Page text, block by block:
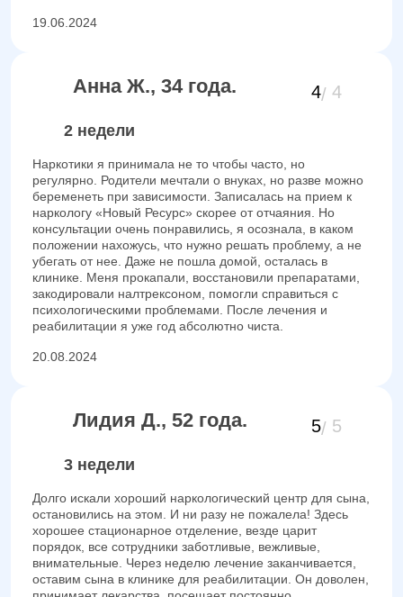
19.06.2024
Анна Ж., 34 года. 4 4
2 недели
Наркотики я принимала не то чтобы часто, но
регулярно. Родители мечтали о внуках, но разве можно
беременеть при зависимости. Записалась на прием к
наркологу «Новый Ресурс» скорее от отчаяния. Но
консультации очень понравились, я осознала, в каком
положении нахожусь, что нужно решать проблему, а не
убегать от нее. Даже не пошла домой, осталась в
клинике. Меня прокапали, восстановили препаратами,
закодировали налтрексоном, помогли справиться с
психологическими проблемами. После лечения и
реабилитации я уже год абсолютно чиста.
20.08.2024
Лидия Д., 52 года. 5 5
3 недели
Долго искали хороший наркологический центр для сына,
остановились на этом. И ни разу не пожалела! Здесь
хорошее стационарное отделение, везде царит
порядок, все сотрудники заботливые, вежливые,
внимательные. Через неделю лечение заканчивается,
оставим сына в клинике для реабилитации. Он доволен,